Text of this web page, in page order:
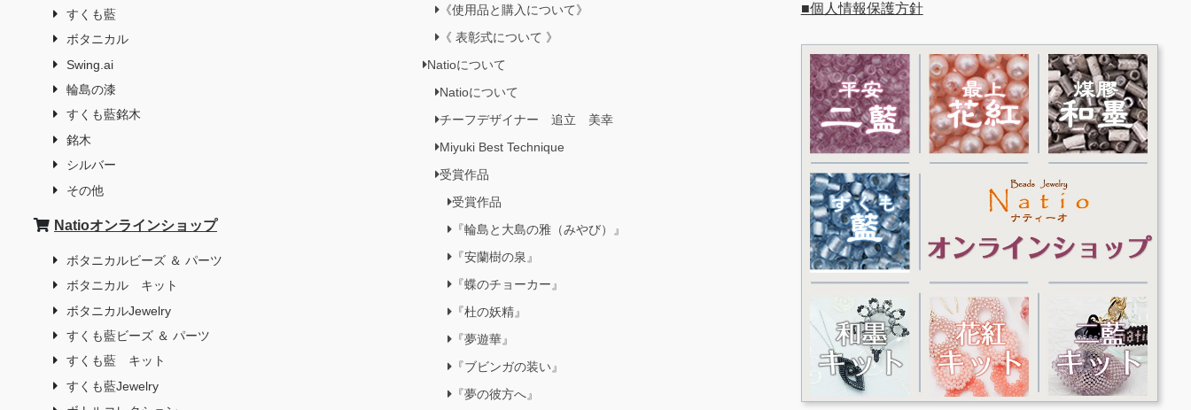
すくも藍
ボタニカル
Swing.ai
輪島の漆
すくも藍銘木
銘木
シルバー
その他
Natioオンラインショップ
ボタニカルビーズ ＆ パーツ
ボタニカル キット
ボタニカルJewelry
すくも藍ビーズ ＆ パーツ
すくも藍 キット
すくも藍Jewelry
《使用品と購入について》
《 表彰式について 》
Natioについて
Natioについて
チーフデザイナー 追立 美幸
Miyuki Best Technique
受賞作品
受賞作品
『輪島と大島の雅（みやび）』
『安蘭樹の泉』
『蝶のチョーカー』
『杜の妖精』
『夢遊華』
『ブビンガの装い』
『夢の彼方へ』
■個人情報保護方針